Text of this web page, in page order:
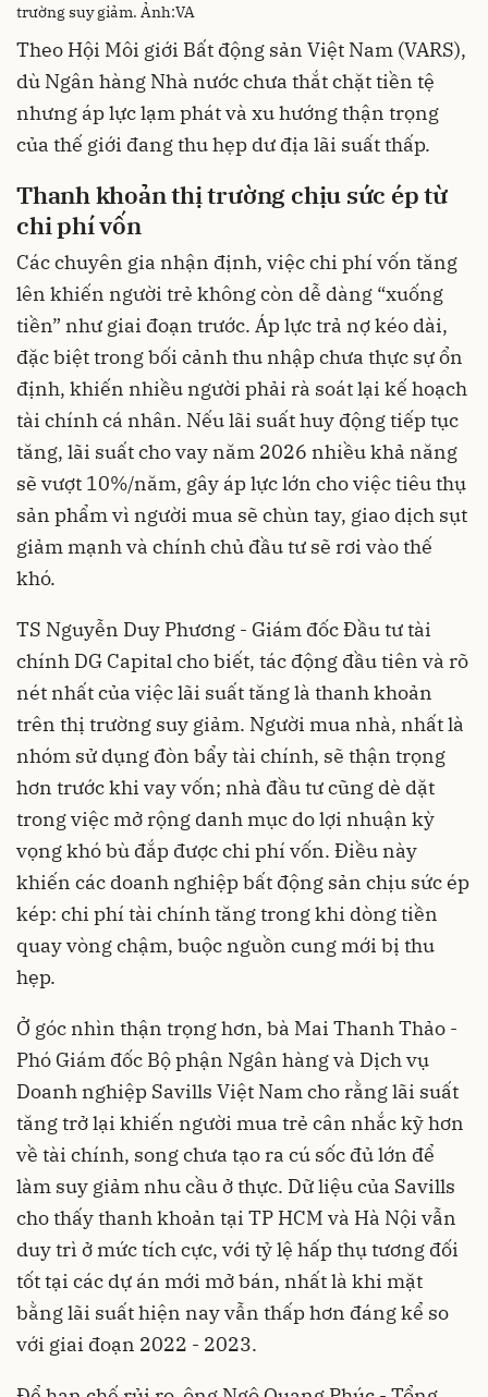
trường suy giảm. Ảnh:VA
Theo Hội Môi giới Bất động sản Việt Nam (VARS),
dù Ngân hàng Nhà nước chưa thắt chặt tiền tệ
nhưng áp lực lạm phát và xu hướng thận trọng
của thế giới đang thu hẹp dư địa lãi suất thấp.
Thanh khoản thị trường chịu sức ép từ
chi phí vốn
Các chuyên gia nhận định, việc chi phí vốn tăng
lên khiến người trẻ không còn dễ dàng “xuống
tiền” như giai đoạn trước. Áp lực trả nợ kéo dài,
đặc biệt trong bối cảnh thu nhập chưa thực sự ổn
định, khiến nhiều người phải rà soát lại kế hoạch
tài chính cá nhân. Nếu lãi suất huy động tiếp tục
tăng, lãi suất cho vay năm 2026 nhiều khả năng
sẽ vượt 10%/năm, gây áp lực lớn cho việc tiêu thụ
sản phẩm vì người mua sẽ chùn tay, giao dịch sụt
giảm mạnh và chính chủ đầu tư sẽ rơi vào thế
khó.
TS Nguyễn Duy Phương - Giám đốc Đầu tư tài
chính DG Capital cho biết, tác động đầu tiên và rõ
nét nhất của việc lãi suất tăng là thanh khoản
trên thị trường suy giảm. Người mua nhà, nhất là
nhóm sử dụng đòn bẩy tài chính, sẽ thận trọng
hơn trước khi vay vốn; nhà đầu tư cũng dè dặt
trong việc mở rộng danh mục do lợi nhuận kỳ
vọng khó bù đắp được chi phí vốn. Điều này
khiến các doanh nghiệp bất động sản chịu sức ép
kép: chi phí tài chính tăng trong khi dòng tiền
quay vòng chậm, buộc nguồn cung mới bị thu
hẹp.
Ở góc nhìn thận trọng hơn, bà Mai Thanh Thảo -
Phó Giám đốc Bộ phận Ngân hàng và Dịch vụ
Doanh nghiệp Savills Việt Nam cho rằng lãi suất
tăng trở lại khiến người mua trẻ cân nhắc kỹ hơn
về tài chính, song chưa tạo ra cú sốc đủ lớn để
làm suy giảm nhu cầu ở thực. Dữ liệu của Savills
cho thấy thanh khoản tại TP HCM và Hà Nội vẫn
duy trì ở mức tích cực, với tỷ lệ hấp thụ tương đối
tốt tại các dự án mới mở bán, nhất là khi mặt
bằng lãi suất hiện nay vẫn thấp hơn đáng kể so
với giai đoạn 2022 - 2023.